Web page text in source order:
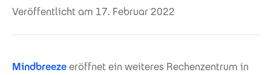
Veröffentlicht am 17. Februar 2022
Mindbreezeeröffnet ein weiteres Rechenzentrum in